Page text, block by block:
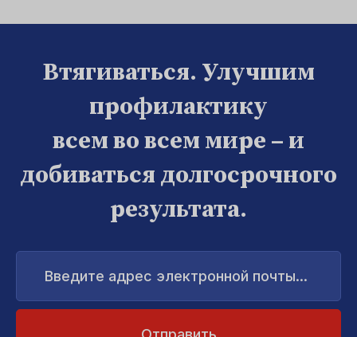
Втягиваться. Улучшим
профилактику
всем во всем мире – и
добиваться долгосрочного
результата.
Введите
адрес
электронной